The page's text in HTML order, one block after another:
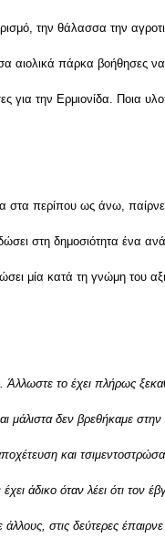
την θάλασσα την
αιολικά πάρκα βοήθησες
για την Ερμιονίδα. Ποια
στα περίπου ως άνω,
στη δημοσιότητα ένα
μία κατά τη γνώμη του
Άλλωστε το έχει πλήρως
μάλιστα δεν βρεθήκαμε
και
άδικο όταν λέει ότι τον
στις δεύτερες